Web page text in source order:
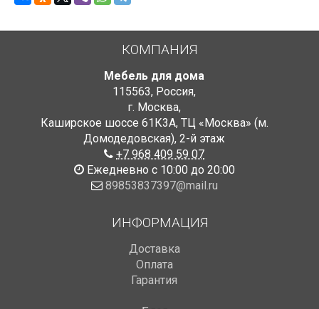
КОМПАНИЯ
Мебель для дома
115563, Россия,
г. Москва,
Каширское шоссе 61К3А, ТЦ «Москва» (м.
Домодедовская), 2-й этаж
+7 968 409 59 07
Ежедневно с 10:00 до 20:00
89853837397@mail.ru
ИНФОРМАЦИЯ
Доставка
Оплата
Гарантия